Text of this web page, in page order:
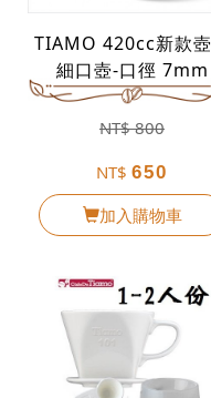
TIAMO 420cc新款
細口壺-口徑 7mm
NT$800
NT$ 650
加入購物車